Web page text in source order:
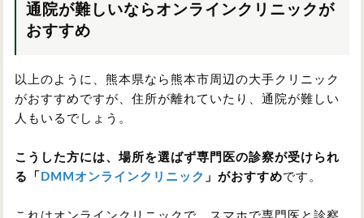
通院が難しいならオンラインクリニックが
おすすめ
以上のように、熊本県なら熊本市周辺の大手クリニック
がおすすめですが、住所が離れていたり、通院が難しい
人もいるでしょう。
こうした方には、場所を選ばず専門医の診察が受けられ
る「 DMMオンラインクリニック 」がおすすめです。